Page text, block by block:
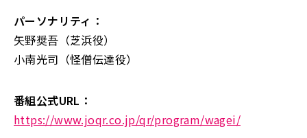
パーソナリティ：
矢野奨吾（芝浜役）
小南光司（怪僧伝達役）
番組公式URL：
https://www.joqr.co.jp/qr/program/wagei/